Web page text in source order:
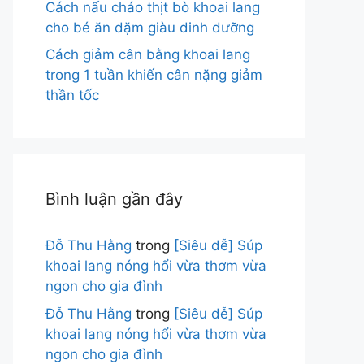
Cách nấu cháo thịt bò khoai lang
cho bé ăn dặm giàu dinh dưỡng
Cách giảm cân bằng khoai lang
trong 1 tuần khiến cân nặng giảm
thần tốc
Bình luận gần đây
Đỗ Thu Hằng trong [Siêu dễ] Súp
khoai lang nóng hổi vừa thơm vừa
ngon cho gia đình
Đỗ Thu Hằng trong [Siêu dễ] Súp
khoai lang nóng hổi vừa thơm vừa
ngon cho gia đình